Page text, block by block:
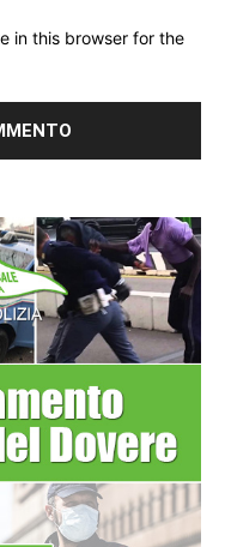
in this browser for the